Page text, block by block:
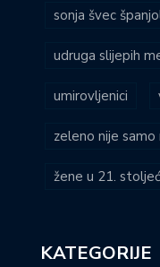
sonja švec
udruga slijepih
umirovljenici
zeleno nije samo
žene u 21.
KATEGORIJE